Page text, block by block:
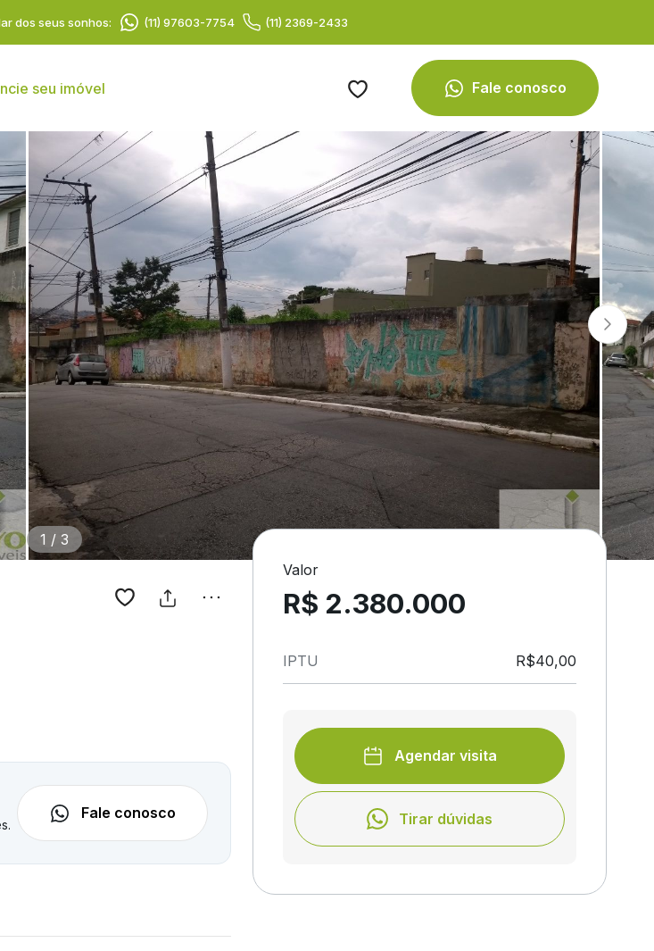
dos seus sonhos: (11) 97603-7754 (11) 2369-2433
seu imóvel Fale conosco
1 / 3
Fale conosco
Valor
R$ 2.380.000
IPTU R$40,00
Agendar visita
Tirar dúvidas